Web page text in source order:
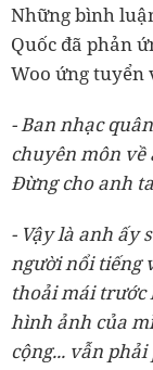
Những bình
Quốc đã phản
Woo ứng tuyển
- Ban nhạc
chuyên môn về
Đừng cho anh
- Vậy là anh ấy
người nổi tiếng
thoải mái trước
hình ảnh của
cộng... vẫn